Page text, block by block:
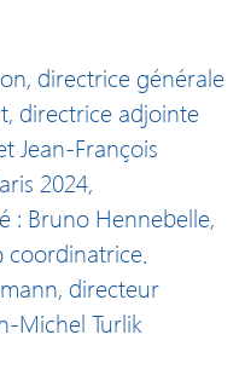
directrice générale
directrice adjointe
Jean-François
2024,
: Bruno Hennebelle,
coordinatrice.
directeur
Michel Turlik